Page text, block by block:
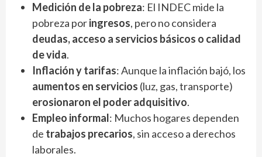
Medición de la pobreza: El INDEC mide la
pobreza poringresos, pero no considera
deudas, acceso a servicios básicos o calidad
de vida.
Inflación y tarifas: Aunque la inflación bajó, los
aumentos en servicios (luz, gas, transporte)
erosionaron el poder adquisitivo.
Empleo informal: Muchos hogares dependen
de trabajos precarios, sin acceso a derechos
laborales.